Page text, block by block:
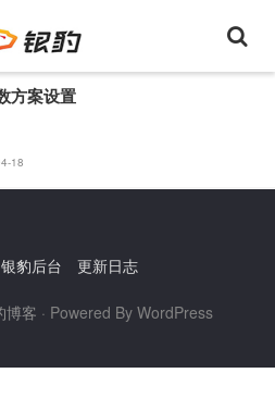
方案设置
18
银豹后台 更新日志
博客 · Powered By WordPress